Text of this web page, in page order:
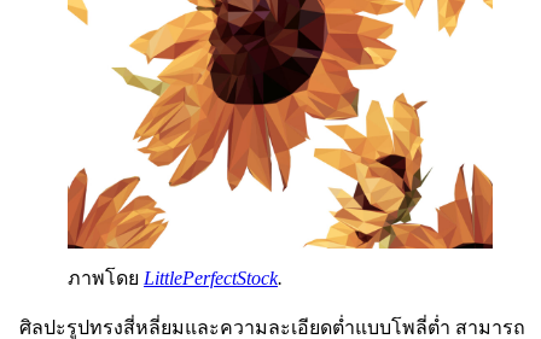
ภาพโดย LittlePerfectStock.
ศิลปะรูปทรงสี่หลี่ยมและความละเอียดต่ำแบบโพลี่ต่ำ สามารถ